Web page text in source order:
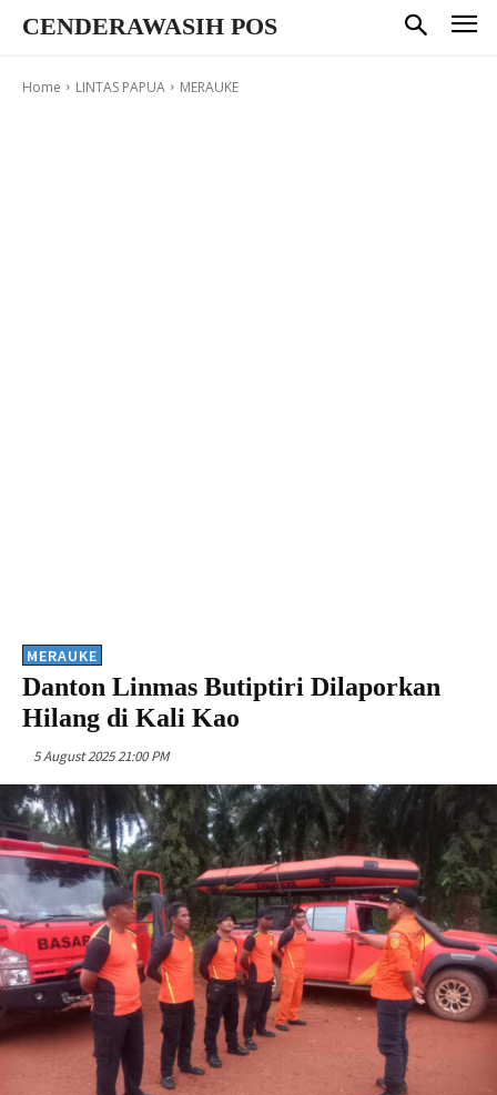
CENDERAWASIH POS
Home LINTAS PAPUA MERAUKE
MERAUKE
Danton Linmas Butiptiri Dilaporkan
Hilang di Kali Kao
5 August 2025 21:00 PM